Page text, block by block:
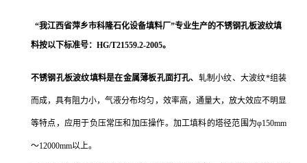
“我江西省萍乡市科隆石化设备填料厂”专业生产的不锈钢孔板波纹填
料按以下标准号：HG/T21559.2-2005。
不锈钢孔板波纹填料是在金属薄板孔面打孔、 轧制小纹、大波纹*组装
而成，具有阻力小，气液分布均匀，效率高，通量大，放大效应不明显
等特点，应用于负压常压和加压操作。加工填料的塔径范围为φ150mm
～12000mm以上。